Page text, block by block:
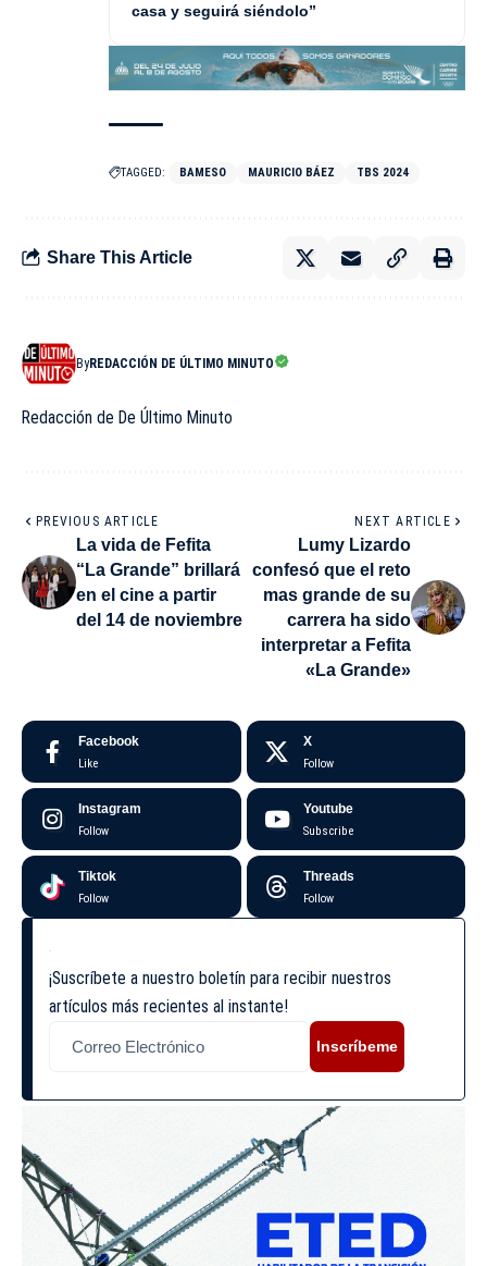
casa y seguirá siéndolo”
TAGGED: BAMESO MAURICIO BÁEZ TBS 2024
Share This Article
ByREDACCIÓN DE ÚLTIMO MINUTO
Redacción de De Último Minuto
PREVIOUS ARTICLE
La vida de Fefita
“La Grande” brillará
en el cine a partir
del 14 de noviembre
NEXT ARTICLE
Lumy Lizardo
confesó que el reto
mas grande de su
carrera ha sido
interpretar a Fefita
«La Grande»
Facebook
Like
X
Follow
Instagram
Follow
Youtube
Subscribe
Tiktok
Follow
Threads
Follow
¡Suscríbete a nuestro boletín para recibir nuestros
artículos más recientes al instante!
Inscríbeme